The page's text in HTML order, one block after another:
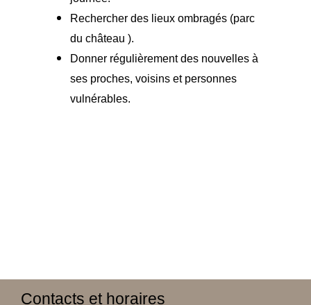
Rechercher des lieux ombragés (parc
du château ).
Donner régulièrement des nouvelles à
ses proches, voisins et personnes
vulnérables.
Contacts et horaires